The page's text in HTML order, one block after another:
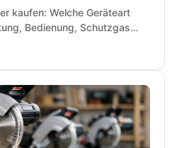
kaufen: Welche Geräteart
Bedienung, Schutzgas